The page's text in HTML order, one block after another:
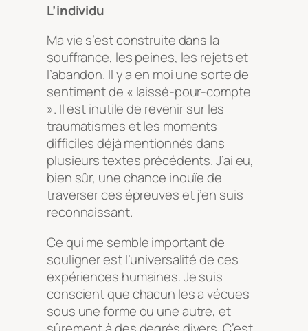
L’individu
Ma vie s’est construite dans la
souffrance, les peines, les rejets et
l’abandon. Il y a en moi une sorte de
sentiment de « laissé-pour-compte
». Il est inutile de revenir sur les
traumatismes et les moments
difficiles déjà mentionnés dans
plusieurs textes précédents. J’ai eu,
bien sûr, une chance inouïe de
traverser ces épreuves et j’en suis
reconnaissant.
Ce qui me semble important de
souligner est l’universalité de ces
expériences humaines. Je suis
conscient que chacun les a vécues
sous une forme ou une autre, et